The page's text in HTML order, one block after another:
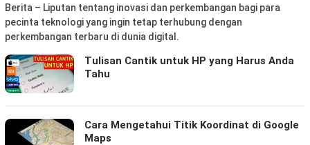
Berita – Liputan tentang inovasi dan perkembangan bagi para
pecinta teknologi yang ingin tetap terhubung dengan
perkembangan terbaru di dunia digital.
Tulisan Cantik untuk HP yang Harus Anda
Tahu
Cara Mengetahui Titik Koordinat di Google
Maps